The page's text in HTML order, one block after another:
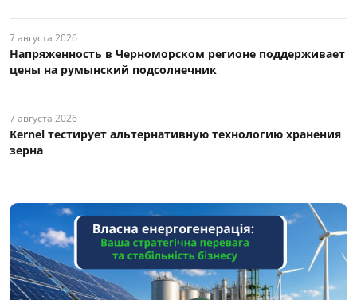
7 августа 2026
Напряженность в Черноморском регионе поддерживает
цены на румынский подсолнечник
7 августа 2026
Kernel тестирует альтернативную технологию хранения
зерна